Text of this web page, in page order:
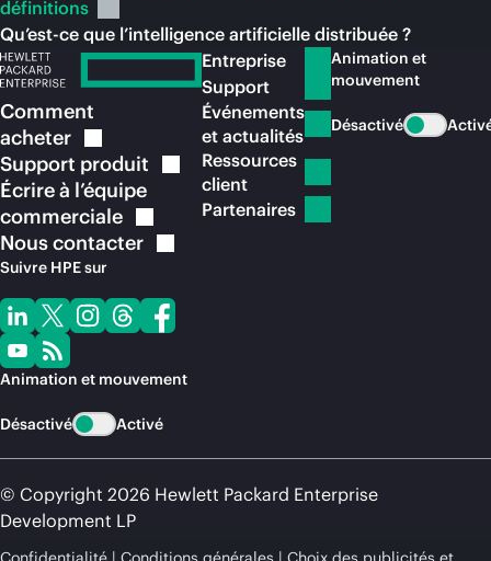
définitions
Qu’est-ce que l’intelligence artificielle distribuée ?
Comment
acheter
Support produit
Écrire à l’équipe
commerciale
Nouscontacter
Suivre HPE sur
Animation et mouvement
Désactivé Activé
Entreprise
Support
Événements
et actualités
Ressources
client
Partenaires
Animation et
mouvement
Désactivé
© Copyright 2026 Hewlett Packard Enterprise
Development LP